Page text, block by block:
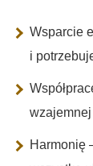
Wsparcie
i
wzajemnej
Harmonię